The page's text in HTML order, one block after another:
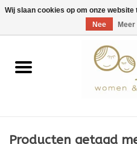
EUR/GBP/USD
Home
Producten getagd
Wij slaan cookies op om onze
Nee